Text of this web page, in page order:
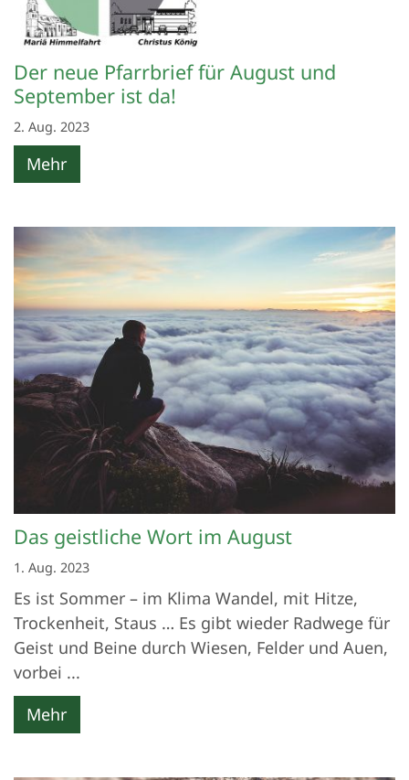
Der neue Pfarrbrief für August und
September ist da!
2. Aug. 2023
Mehr
Das geistliche Wort im August
1. Aug. 2023
Es ist Sommer – im Klima Wandel, mit Hitze,
Trockenheit, Staus … Es gibt wieder Radwege für
Geist und Beine durch Wiesen, Felder und Auen,
vorbei ...
Mehr